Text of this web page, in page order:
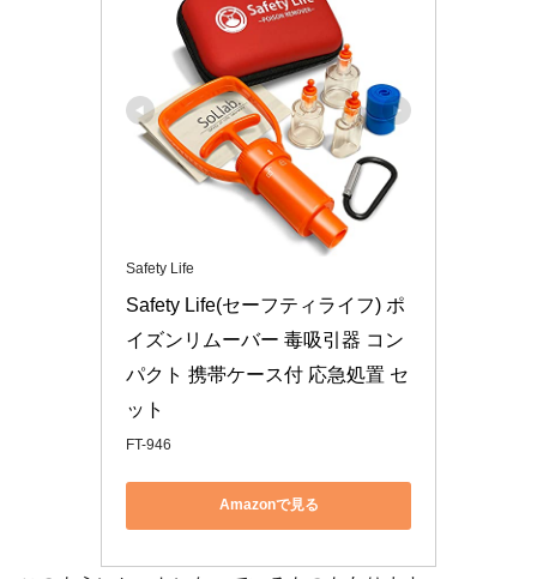
Safety Life
Safety Life(セーフティライフ) ポ
イズンリムーバー 毒吸引器 コン
パクト 携帯ケース付 応急処置 セ
ット
FT-946
Amazonで見る